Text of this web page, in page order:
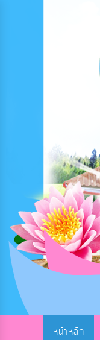
หน้าหลัก